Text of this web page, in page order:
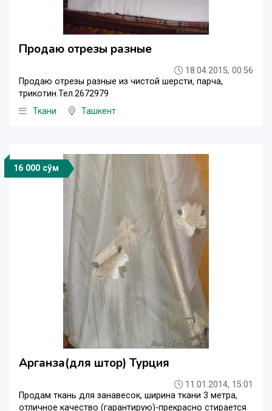
Продаю отрезы разные
18.04.2015, 00:56
Продаю отрезы разные из чистой шерсти, парча,
трикотин.Тел.2672979
Ткани
Ташкент
16 000 сўм
Арганза(для штор) Турция
11.01.2014, 15:01
Продам ткань для занавесок, ширина ткани 3 метра,
отличное качество (гарантирую)-прекрасно стирается